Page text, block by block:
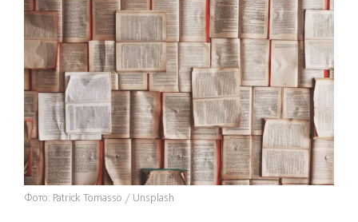
Фото: Patrick Tomasso / Unsplash